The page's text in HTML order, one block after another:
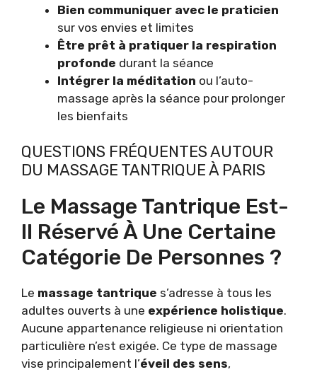
Bien communiquer avec le praticien
sur vos envies et limites
Être prêt à pratiquer la respiration
profonde durant la séance
Intégrer la méditation ou l’auto-
massage après la séance pour prolonger
les bienfaits
QUESTIONS FRÉQUENTES AUTOUR
DU MASSAGE TANTRIQUE À PARIS
Le Massage Tantrique Est-
Il Réservé À Une Certaine
Catégorie De Personnes ?
Le massage tantrique s’adresse à tous les
adultes ouverts à une expérience holistique.
Aucune appartenance religieuse ni orientation
particulière n’est exigée. Ce type de massage
vise principalement l’éveil des sens,